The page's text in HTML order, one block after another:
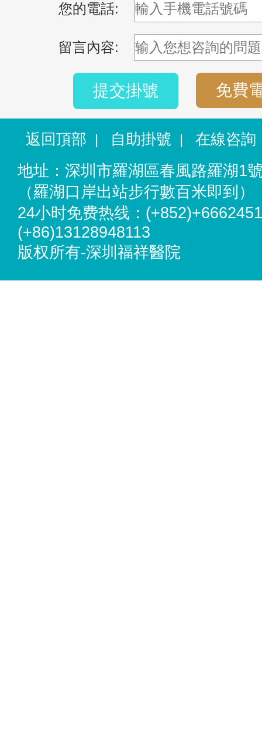
您的電話:
留言內容:
提交掛號 免費
返回頂部 | 自助掛號 |
在線咨詢
地址：深圳市羅湖區春風路羅湖1
（羅湖口岸出站步行數百米即到）
24小时免费热线：
(+86)13128948113
版权所有-深圳福祥醫院